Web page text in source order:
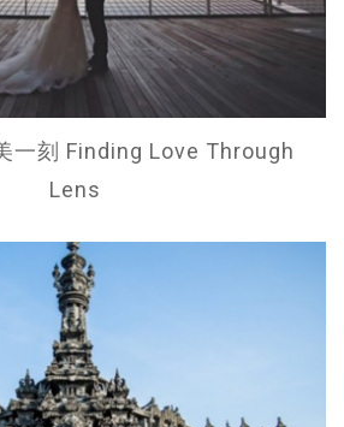
一刻 Finding Love Through
Lens